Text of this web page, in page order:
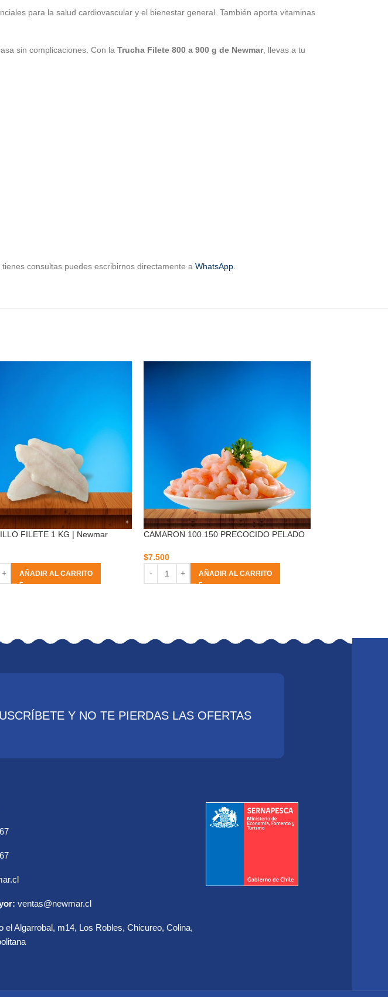
para la salud cardiovascular y el bienestar general. También aporta vitaminas
sin complicaciones. Con la Trucha Filete 800 a 900 g de Newmar, llevas a tu
tienes consultas puedes escribirnos directamente a WhatsApp.
FILETE 1 KG | Newmar
AÑADIR AL CARRITO
CAMARON 100.150 PRECOCIDO PELADO
$7.500
AÑADIR AL CARRITO
Y NO TE PIERDAS LAS OFERTAS
ventas@newmar.cl
el Algarrobal, m14, Los Robles, Chicureo, Colina,